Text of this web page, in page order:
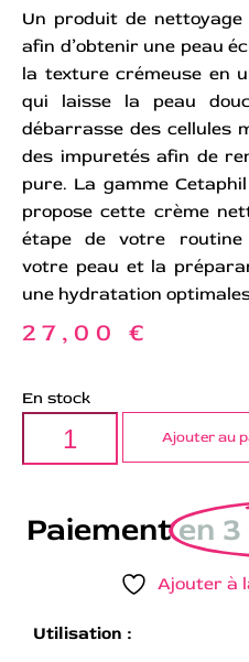
Un produit de
afin d’obtenir une peau
la texture crémeuse en
qui laisse la peau
débarrasse des cellules
des impuretés afin de
pure. La gamme
propose cette crème
étape de votre routine
votre peau et la
une hydratation
27,00 €
En stock
Ajouter au
Paiementen
Ajouter à
Utilisation :